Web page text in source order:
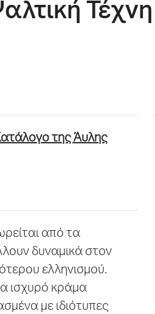
Τέχνη
της Άυλης
από τα
δυναμικά στον
ελληνισμού.
ισχυρό κράμα
με ιδιότυπες